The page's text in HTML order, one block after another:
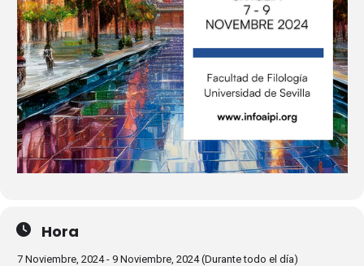
Hora
7 Noviembre, 2024 - 9 Noviembre, 2024 (Durante todo el día)